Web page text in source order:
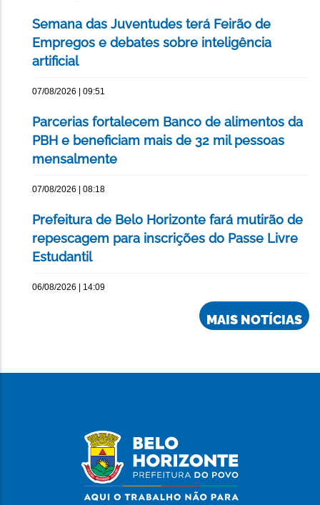
Semana das Juventudes terá Feirão de
Empregos e debates sobre inteligência
artificial
07/08/2026 | 09:51
Parcerias fortalecem Banco de alimentos da
PBH e beneficiam mais de 32 mil pessoas
mensalmente
07/08/2026 | 08:18
Prefeitura de Belo Horizonte fará mutirão de
repescagem para inscrições do Passe Livre
Estudantil
06/08/2026 | 14:09
MAIS NOTÍCIAS